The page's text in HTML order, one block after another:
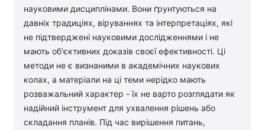
науковими дисциплінами. Вони ґрунтуються на
давніх традиціях, віруваннях та інтерпретаціях, які
не підтверджені науковими дослідженнями і не
мають об'єктивних доказів своєї ефективності. Ці
методи не є визнаними в академічних наукових
колах, а матеріали на ці теми нерідко мають
розважальний характер - їх не варто розглядати як
надійний інструмент для ухвалення рішень або
складання планів. Під час вирішення питань,